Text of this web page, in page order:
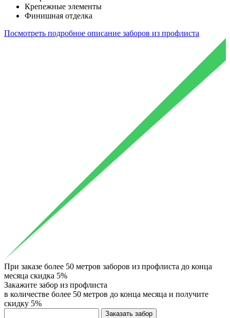
Крепежные элементы
Финишная отделка
Посмотреть подробное описание заборов из профлиста
При заказе более 50 метров заборов из профлиста до конца
месяца скидка 5%
Закажите забор из профлиста
в количестве более 50 метров до конца месяца и получите
скидку 5%